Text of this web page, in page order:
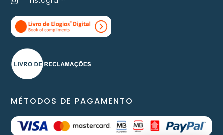
MÉTODOS DE PAGAMENTO